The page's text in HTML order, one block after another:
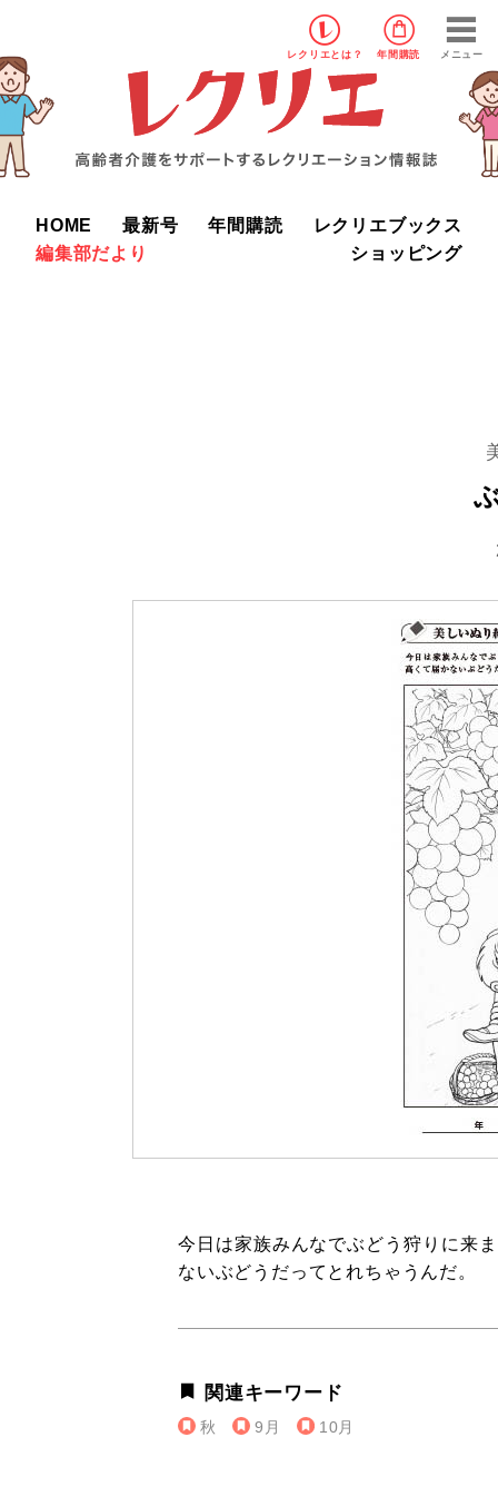
レクリエ とは？ 年間購読 メニュー
HOME 最新号 年間購読
レクリエブックス
編集部だより
ショッピング
今日は家族みんなでぶどう狩りに来
ないぶどうだってとれちゃうんだ。
関連キーワード
秋 9月 10月